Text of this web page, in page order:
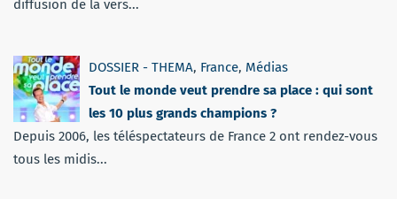
diffusion de la vers...
DOSSIER - THEMA, France, Médias
Tout le monde veut prendre sa place : qui sont
les 10 plus grands champions ?
Depuis 2006, les téléspectateurs de France 2 ont rendez-vous
tous les midis...